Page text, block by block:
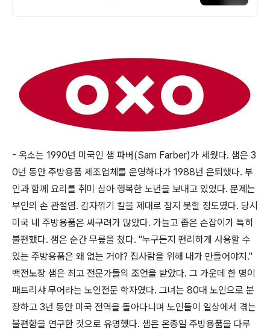
- 옥소는 1990년 미국인 샘 파버(Sam Farber)가 세웠다. 샘은 3
0년 동안 주방용품 제조업체를 운영하다가 1988년 은퇴했다. 부
인과 함께 요리를 취미 삼아 행복한 노년을 보내고 있었다. 문제는
부인의 손 관절염. 감자깎기 칼을 제대로 잡지 못할 정도였다. 당시
미국 내 주방용품은 싸구려가 많았다. 가늘고 좁은 손잡이가 특히
불편했다. 샘은 순간 무릎을 쳤다. "누구든지 편리하게 사용할 수
있는 주방용품은 왜 없는 거야? 집사람을 위해 내가 만들어야지."
백전노장 샘은 최고 전문가들의 조언을 받았다. 그 가운데 한 명이
패트리샤 무어라는 노인전문 학자였다. 그녀는 80대 노인으로 분
장하고 3년 동안 미국 전역을 돌아다니며 노인들이 일상에서 겪는
불편함을 연구한 것으로 유명했다. 샘은 온종일 주방용품을 다루